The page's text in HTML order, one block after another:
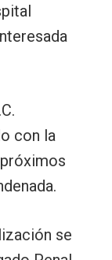
con la
se